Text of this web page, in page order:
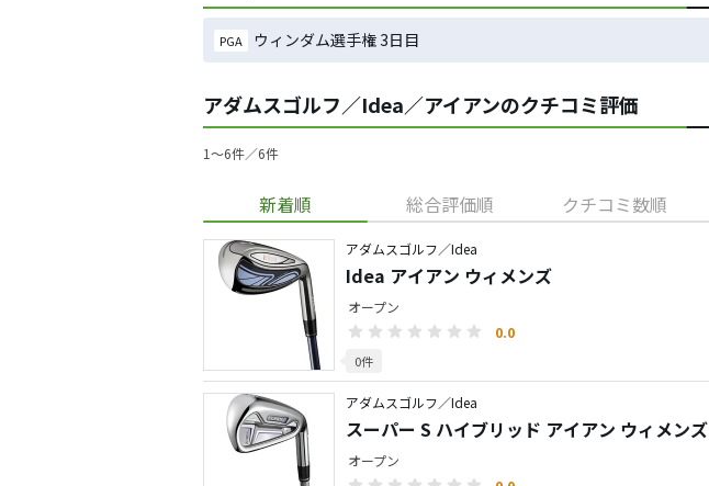
PGA ウィンダム選手権 3日目
アダムスゴルフ／Idea／アイアンのクチコミ評価
1〜6件／6件
新着順 総合評価順 クチコミ数順
アダムスゴルフ／Idea
Idea アイアン ウィメンズ
オープン
0.0
0件
アダムスゴルフ／Idea
スーパー S ハイブリッド アイアン ウィメンズ
オープン